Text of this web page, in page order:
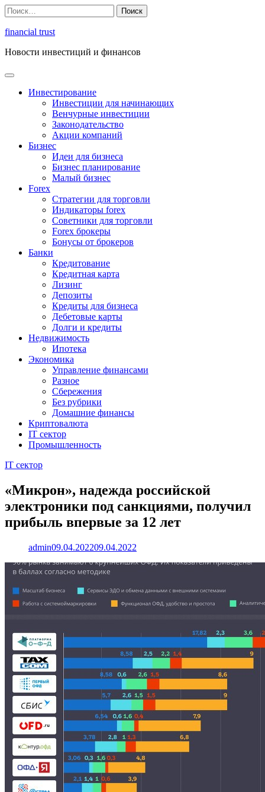
Перейти
к
содержимому
Найти:
financial trust
Новости инвестиций и финансов
Инвестирование
Инвестиции для начинающих
Венчурные инвестиции
Законодательство
Акции компаний
Бизнес
Идеи для бизнеса
Бизнес планирование
Малый бизнес
Forex
Стратегии для торговли
Индикаторы forex
Советники для торговли
Forex брокеры
Бонусы от брокеров
Банки
Кредитование
Кредитная карта
Лизинг
Депозиты
Кредиты для бизнеса
Дебетовые карты
Долги и кредиты
Недвижимость
Ипотека
Экономика
Управление финансами
Разное
Сбережения
Без рубрики
Домашние финансы
Криптовалюта
IT сектор
Промышленность
IT сектор
«Микрон», надежда российской
электроники под санкциями, получил
прибыль впервые за 12 лет
admin09.04.202209.04.2022